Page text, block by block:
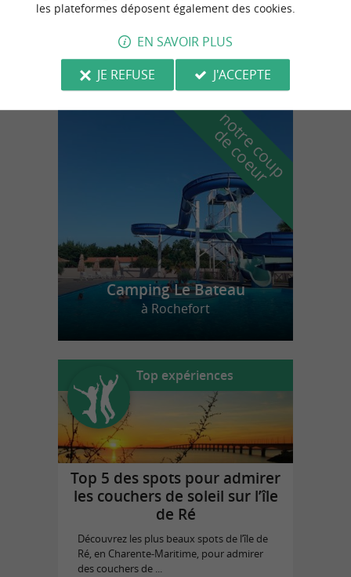
Neuvicq-le-Château
n
o
t
r
e
c
o
u
p
d
e
c
o
e
u
r
Camping Le Bateau
à Rochefort
Top expériences
Top 5 des spots pour admirer
les couchers de soleil sur l’île
de Ré
Découvrez les plus beaux spots de l’île de
Ré, en Charente-Maritime, pour admirer
des couchers de ...
les plateformes déposent également des cookies.
EN SAVOIR PLUS
JE REFUSE
J'ACCEPTE